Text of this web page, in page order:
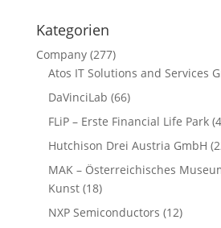
Kategorien
Company(277)
Atos IT Solutions and Services
DaVinciLab (66)
FLiP – Erste Financial Life Park
Hutchison Drei Austria GmbH
MAK – Österreichisches
Kunst(18)
NXP Semiconductors (12)